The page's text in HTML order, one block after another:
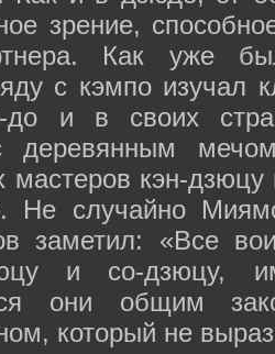
зрение,
Как уже
с кэмпо изучал
до и в своих
деревянным
мастеров кэн-
Не случайно
заметил: «Все
и со-дзюцу,
они общим
который не